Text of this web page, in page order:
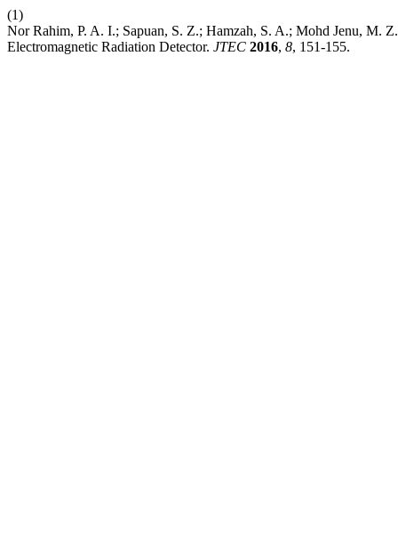
(1)
Nor Rahim, P. A. I.; Sapuan, S. Z.; Hamzah, S. A.; Mohd Jenu, M.
Electromagnetic Radiation Detector. JTEC 2016, 8, 151-155.